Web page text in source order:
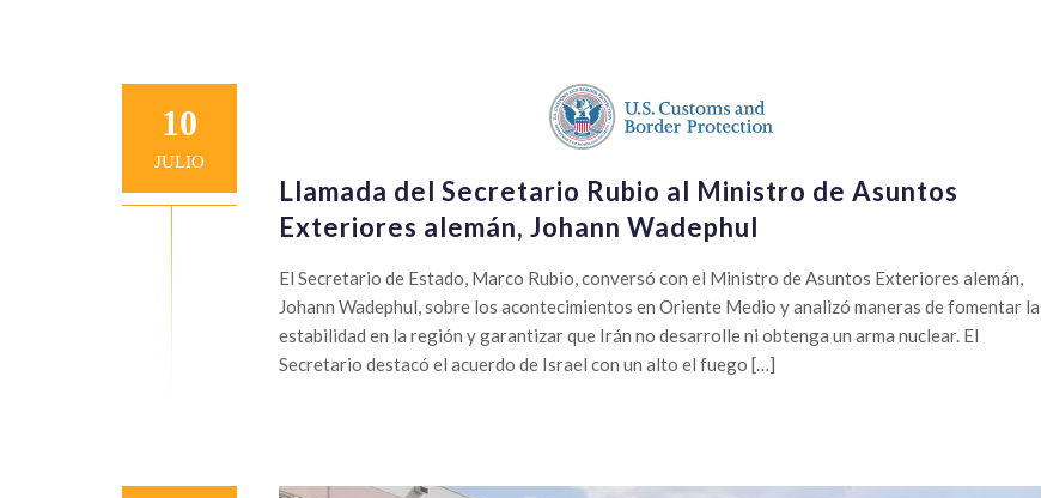
10
JULIO
Llamada del Secretario Rubio al Ministro de Asuntos
Exteriores alemán, Johann Wadephul
El Secretario de Estado, Marco Rubio, conversó con el Ministro de Asuntos Exteriores alemán,
Johann Wadephul, sobre los acontecimientos en Oriente Medio y analizó maneras de fomentar la
estabilidad en la región y garantizar que Irán no desarrolle ni obtenga un arma nuclear. El
Secretario destacó el acuerdo de Israel con un alto el fuego […]